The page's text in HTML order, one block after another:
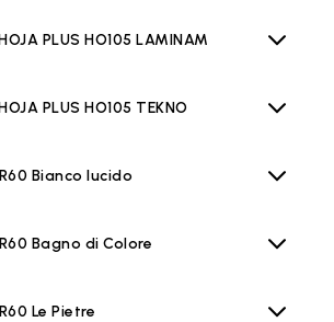
PLUS HO105 LAMINAM
PLUS HO105 TEKNO
Bianco lucido
Bagno di Colore
Le Pietre